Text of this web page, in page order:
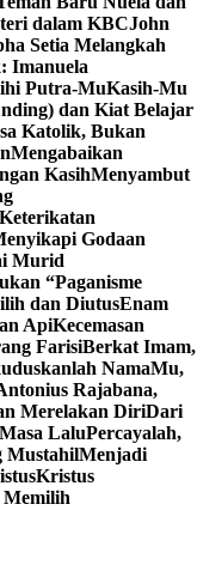
dalam KBCJohn
Setia Melangkah
Imanuela
Putra-MuKasih-Mu
dan Kiat Belajar
Katolik, Bukan
Mengabaikan
KasihMenyambut
Godaan
Murid
“Paganisme
dan DiutusEnam
ApiKecemasan
FarisiBerkat Imam,
NamaMu,
Rajabana,
Merelakan DiriDari
LaluPercayalah,
MustahilMenjadi
Kristus
Memilih